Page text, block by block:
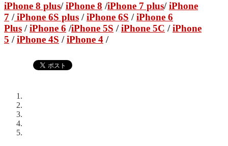
iPhone 8 plus/iPhone 8 /iPhone 7 plus/iPhone
7 /iPhone 6S plus /iPhone 6S /iPhone 6
Plus /iPhone 6 /iPhone 5S /iPhone 5C /iPhone
5 /iPhone 4S /iPhone 4 /